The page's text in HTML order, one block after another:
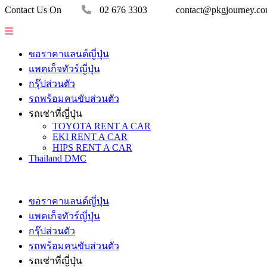
Contact Us On 02 676 3303
ขอราคาแลนด์ญี่ปุ่น
แพคเก็จทัวร์ญี่ปุ่น
กรุ๊ปส่วนตัว
รถพร้อมคนขับส่วนตัว
รถเช่าที่ญี่ปุ่น
TOYOTA RENT A CAR
EKI RENT A CAR
HIPS RENT A CAR
Thailand DMC
ขอราคาแลนด์ญี่ปุ่น
แพคเก็จทัวร์ญี่ปุ่น
กรุ๊ปส่วนตัว
รถพร้อมคนขับส่วนตัว
รถเช่าที่ญี่ปุ่น